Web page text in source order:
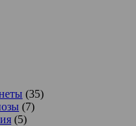
(35)
(7)
(5)